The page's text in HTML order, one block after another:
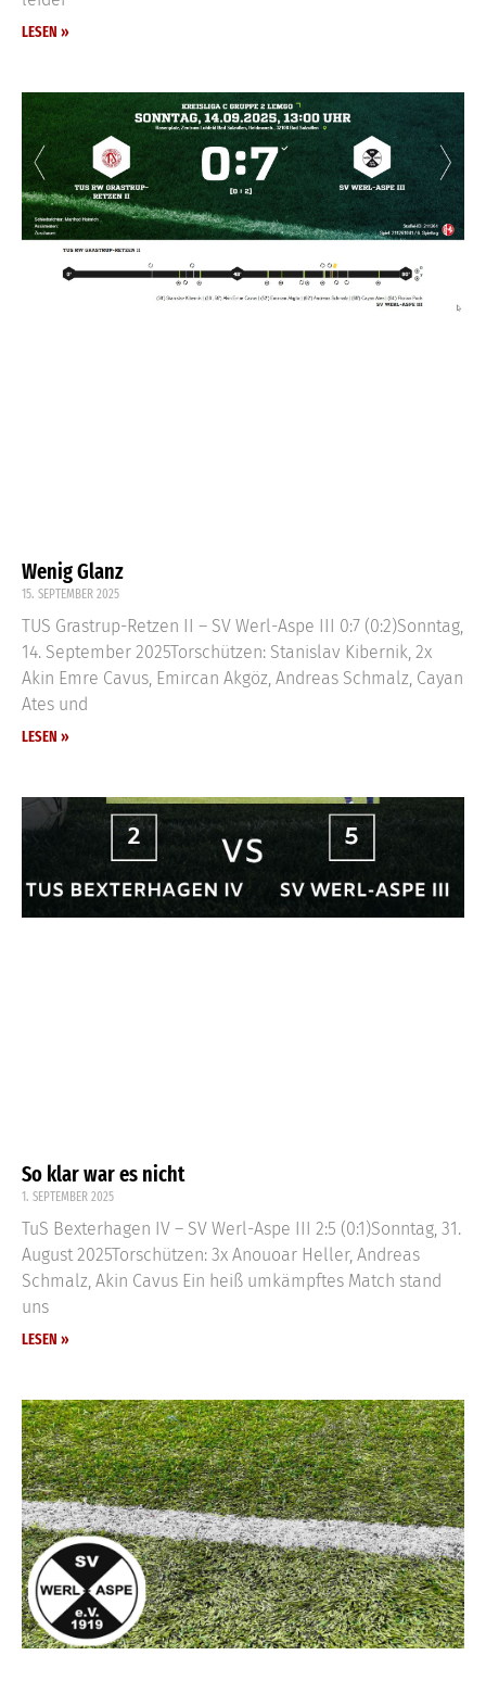
LESEN »
Wenig Glanz
15. SEPTEMBER 2025
TUS Grastrup-Retzen II – SV Werl-Aspe III 0:7 (0:2)Sonntag,
14. September 2025Torschützen: Stanislav Kibernik, 2x
Akin Emre Cavus, Emircan Akgöz, Andreas Schmalz, Cayan
Ates und
LESEN »
So klar war es nicht
1. SEPTEMBER 2025
TuS Bexterhagen IV – SV Werl-Aspe III 2:5 (0:1)Sonntag, 31.
August 2025Torschützen: 3x Anouoar Heller, Andreas
Schmalz, Akin Cavus Ein heiß umkämpftes Match stand
uns
LESEN »